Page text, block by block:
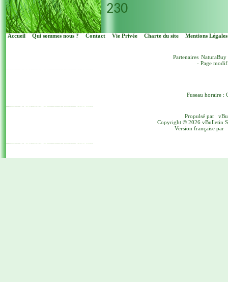
230
Accueil Qui sommes nous ? Contact Vie Privée Charte du site Mentions Légales
Partenaires NaturaBuy
- Page
Fuseau horaire :
Propulsé par
Copyright © 2026 vBulletin
Version française par